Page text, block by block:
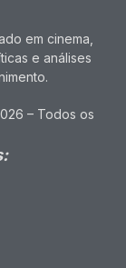
em cinema,
e análises
– Todos os